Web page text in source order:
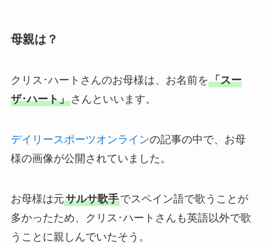
母親は？
クリス･ハートさんのお母様は、お名前を「スー
ザ･ハート」さんといいます。
デイリースポーツオンラインの記事の中で、お母
様の画像が公開されていました。
お母様は元サルサ歌手でスペイン語で歌うことが
多かったため、クリス･ハートさんも英語以外で歌
うことに親しんでいたそう。